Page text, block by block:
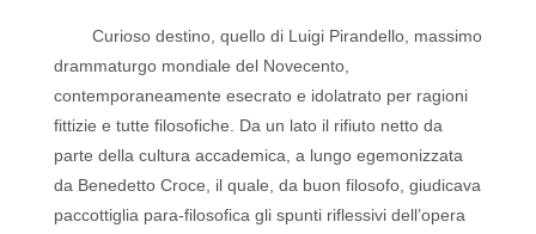
Curioso destino, quello di Luigi Pirandello, massimo
drammaturgo mondiale del Novecento,
contemporaneamente esecrato e idolatrato per ragioni
fittizie e tutte filosofiche. Da un lato il rifiuto netto da
parte della cultura accademica, a lungo egemonizzata
da Benedetto Croce, il quale, da buon filosofo, giudicava
paccottiglia para-filosofica gli spunti riflessivi dell’opera